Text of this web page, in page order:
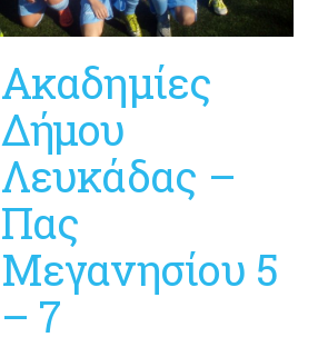
Ακαδημίες
Δήμου
Λευκάδας –
Πας
Μεγανησίου 5
– 7